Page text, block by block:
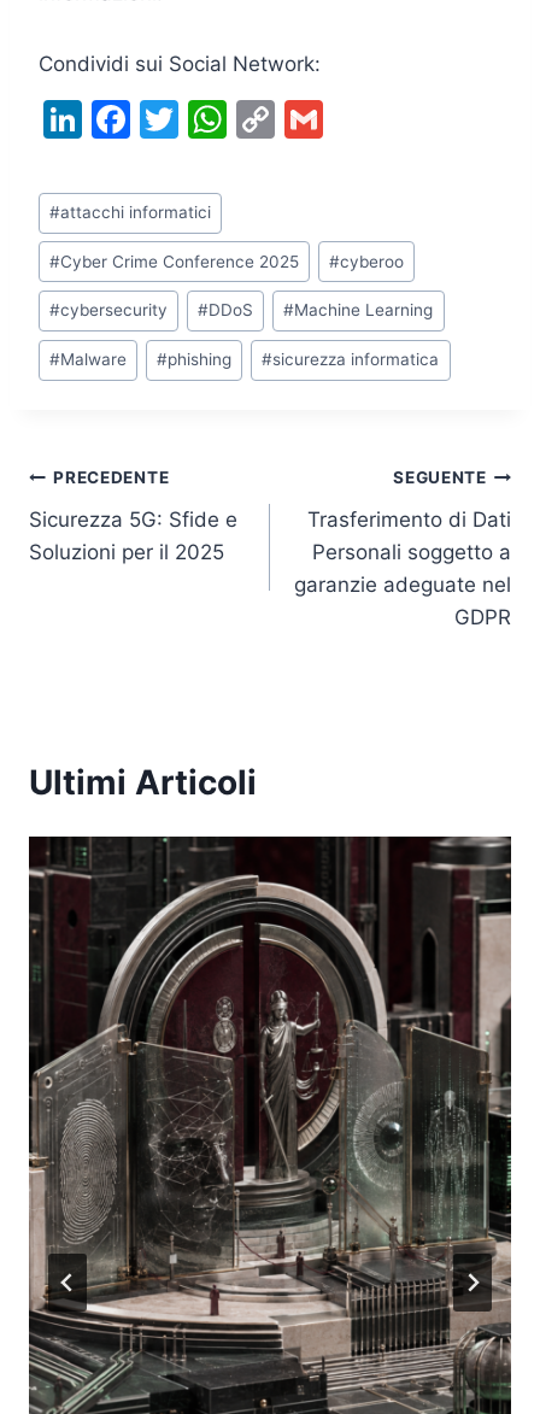
Condividi sui Social Network:
Li
k
e
dI
n
F
c
e
b
o
o
k
T
itt
er
W
s
A
p
p
C
y
Li
n
k
l
Tag
articolo:
#attacchi informatici
#Cyber Crime Conference 2025 #cyberoo
#cybersecurity #DDoS #Machine Learning
#Malware #phishing #sicurezza informatica
Navigazione
articoli
PRECEDENTE
Sicurezza 5G: Sfide e
Soluzioni per il 2025
SEGUENTE
Trasferimento di Dati
Personali soggetto a
garanzie adeguate nel
GDPR
Ultimi Articoli